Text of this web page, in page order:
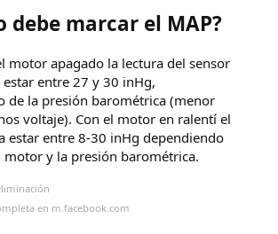
debe marcar el MAP?
motor apagado la lectura del sensor
estar entre 27 y 30 inHg,
de la presión barométrica (menor
voltaje). Con el motor en ralentí el
estar entre 8-30 inHg dependiendo
motor y la presión barométrica.
en m.facebook.com